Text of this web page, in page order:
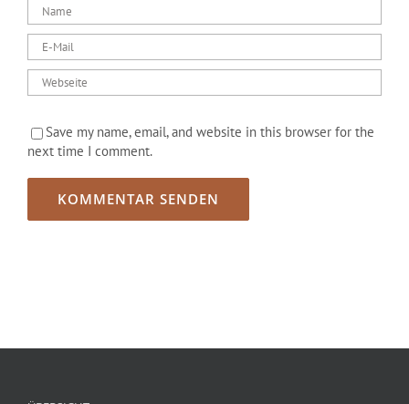
Save my name, email, and website in this browser for the
next time I comment.